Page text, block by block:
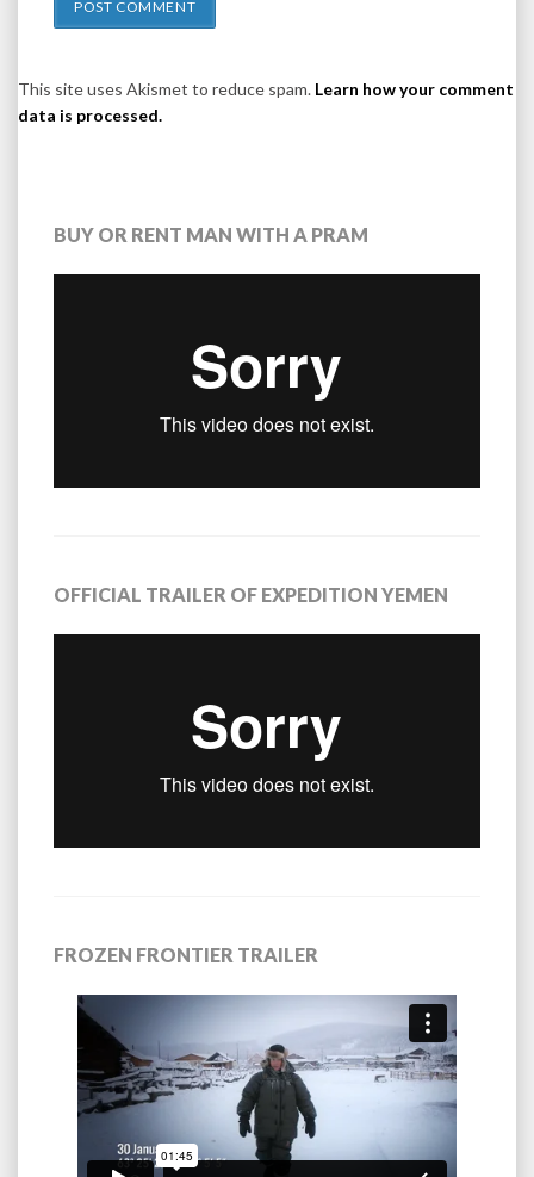
This site uses Akismet to reduce spam. Learn how your comment
data is processed.
BUY OR RENT MAN WITH A PRAM
OFFICIAL TRAILER OF EXPEDITION YEMEN
FROZEN FRONTIER TRAILER